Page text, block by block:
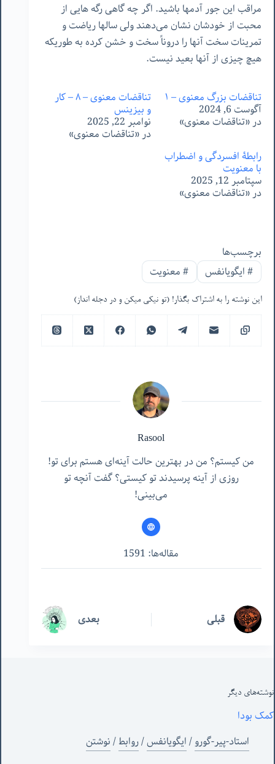
مراقب این جور آدمها باشید. اگر چه گاهی رگه هایی از
محبت از خودشان نشان می‌دهند ولی سالها ریاضت و
تمرینات سخت آنها را دروناً سخت و خشن کرده به طوریکه
هیچ چیزی از آنها بعید نیست.
تناقضات بزرگ معنوی – ۱
آگوست 6, 2024
در «تناقضات معنوی»
تناقضات معنوی – ٨ – کار
و بیزینس
نوامبر 22, 2025
در «تناقضات معنوی»
رابطۀ افسردگی و اضطراب
با معنویت
سپتامبر 12, 2025
در «تناقضات معنوی»
برچسب‌ها
#ایگویانفس #معنویت
این نوشته را به اشتراک بگذار! (تو نیکی میکن و در دجله انداز)
Rasool
من کیستم؟ من در بهترین حالت آینه‌ای هستم برای تو!
روزی از آینه پرسیدند تو کیستی؟ گفت آنچه تو
می‌بینی!
مقاله‌ها: 1591
قبلی بعدی
نوشته‌های‌ دیگر
کمک بودا
استاد-پیر-گورو/ایگویانفس/روابط/نوشتن